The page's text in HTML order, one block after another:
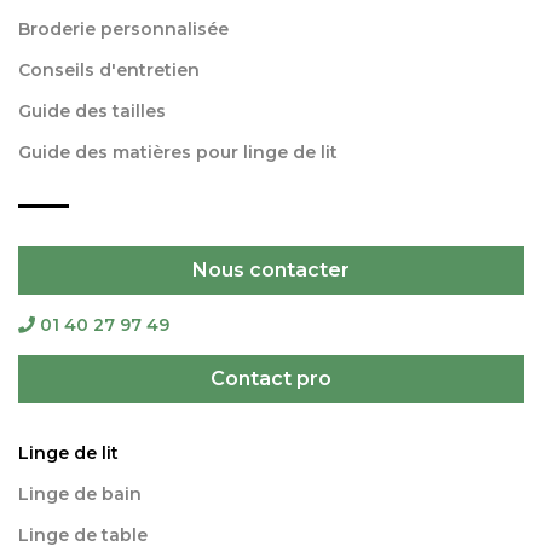
Broderie personnalisée
Conseils d'entretien
Guide des tailles
Guide des matières pour linge de lit
Nous contacter
01 40 27 97 49
Contact pro
Linge de lit
Linge de bain
Linge de table